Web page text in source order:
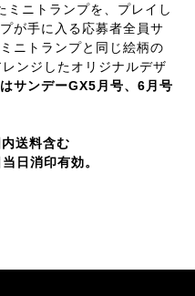
ミニトランプを、プレイし
が手に入る応募者全員サ
ニトランプと同じ絵柄の
ンジしたオリジナルデザ
サンデーGX5月号、6月号
送料含む
日消印有効。